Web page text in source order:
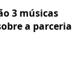
3 músicas
a parceria